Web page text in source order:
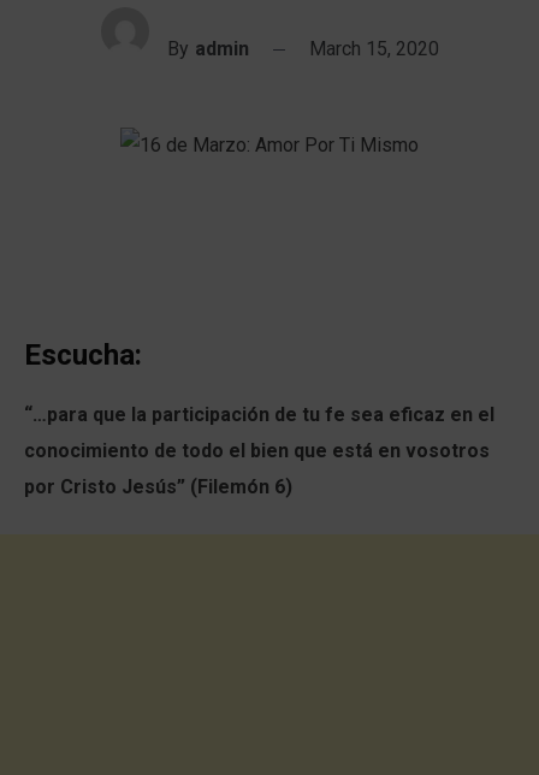
By admin March 15, 2020
Escucha:
“…para que la participación de tu fe sea eficaz en el
conocimiento de todo el bien que está en vosotros
por Cristo Jesús” (Filemón 6)